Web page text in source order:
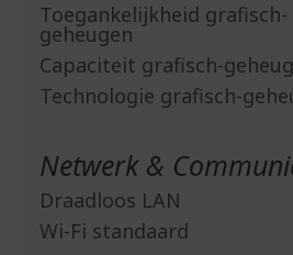
Toegankelijkheid grafisch-
geheugen
Capaciteit grafisch-
Technologie grafisch-
Netwerk &
Draadloos LAN
Wi-Fi standaard